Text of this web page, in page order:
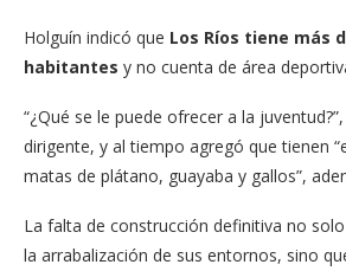
Holguín indicó que Los Ríos tiene más
habitantes y no cuenta de área
“¿Qué se le puede ofrecer a la
dirigente, y al tiempo agregó que tienen
matas de plátano, guayaba y gallos”,
La falta de construcción definitiva no
la arrabalización de sus entornos, sino